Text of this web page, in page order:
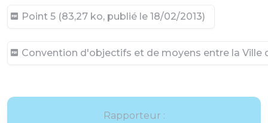
Point 5 (83,27 ko, publié le 18/02/2013)
Convention d'objectifs et de moyens entre la Ville
Rapporteur :